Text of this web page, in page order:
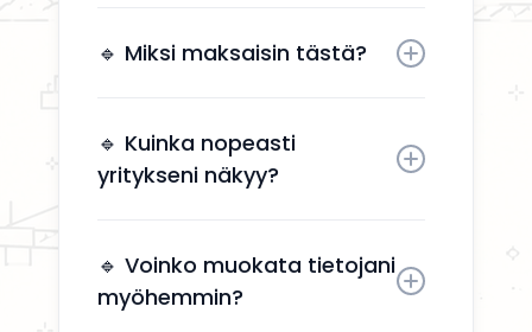
jotka etsivät aktiivisesti
🔹 Miksi maksaisin tästä?
yhteydenottoja ilman, että sinun
tarvitsee käyttää aikaa
markkinointiin.
🔹 Kuinka nopeasti
yritykseni näkyy?
kuluessa aktivoinnin jälkeen.
🔹 Voinko muokata tietojani
myöhemmin?